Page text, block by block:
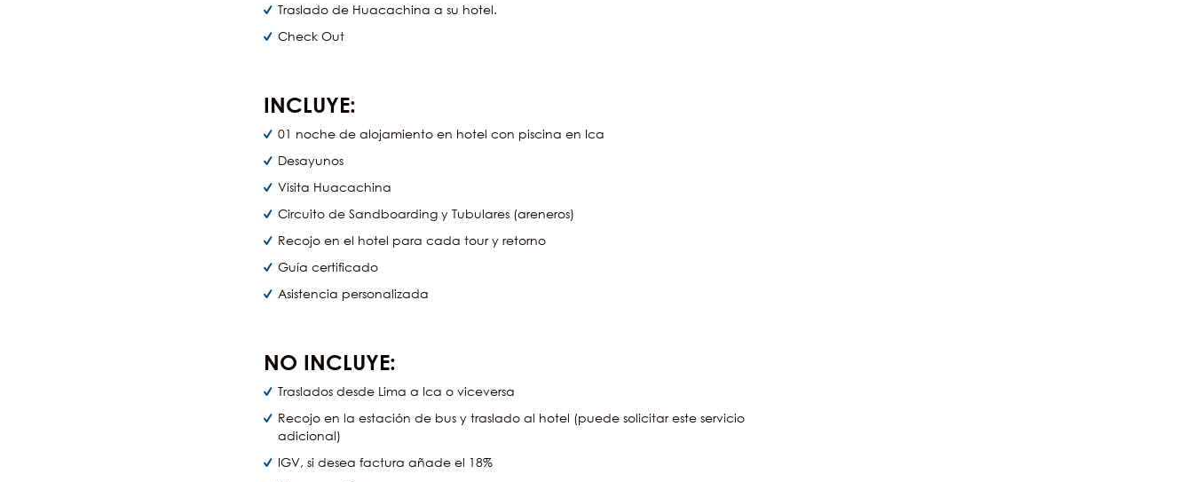
Traslado de Huacachina a su hotel.
Check Out
INCLUYE:
01 noche de alojamiento en hotel con piscina en Ica
Desayunos
Visita Huacachina
Circuito de Sandboarding y Tubulares (areneros)
Recojo en el hotel para cada tour y retorno
Guía certificado
Asistencia personalizada
NO INCLUYE:
Traslados desde Lima a Ica o viceversa
Recojo en la estación de bus y traslado al hotel (puede solicitar este servicio
adicional)
IGV, si desea factura añade el 18%